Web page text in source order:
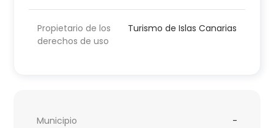
Propietario de los
derechos de uso
Turismo de Islas Canarias
Municipio -